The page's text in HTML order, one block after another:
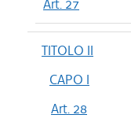
Art. 27
TITOLO II
CAPO I
Art. 28